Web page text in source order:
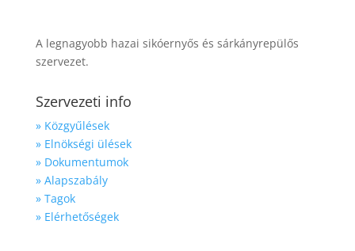
A legnagyobb hazai sikóernyős és sárkányrepülős
szervezet.
Szervezeti info
» Közgyűlések
» Elnökségi ülések
» Dokumentumok
» Alapszabály
» Tagok
» Elérhetőségek